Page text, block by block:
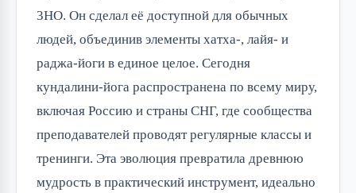
3HO. Он сделал её доступной для обычных
людей, объединив элементы хатха-, лайя- и
раджа-йоги в единое целое. Сегодня
кундалини-йога распространена по всему миру,
включая Россию и страны СНГ, где сообщества
преподавателей проводят регулярные классы и
тренинги. Эта эволюция превратила древнюю
мудрость в практический инструмент, идеально